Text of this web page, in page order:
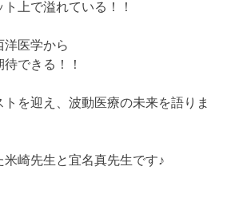
上で溢れている！！
洋医学から
できる！！
を迎え、波動医療の未来を語りま
崎先生と宜名真先生です♪